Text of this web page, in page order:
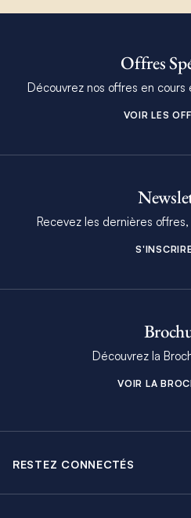
Offres
Découvrez nos offres en
VOIR LES
Recevez les dernières
Découvrez la
VOIR LA
RESTEZ CONNECTÉS